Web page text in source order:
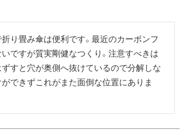
り畳み傘は便利です。最近のカーボンフ
ですが質実剛健なつくり。注意すべきは
すと穴が奥側へ抜けているので分解しな
できずこれがまた面倒な位置にありま